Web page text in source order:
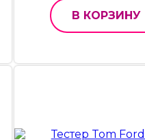
В КОРЗИНУ